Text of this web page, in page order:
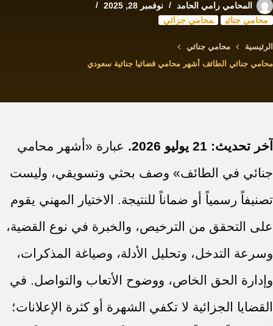
المحامي رامي الحامد
نوفمبر 28, 2025
محامي جنائي
محامي جزائي
الرئيسية
محامي جنائي
محامي جنائي الطائف أشهر محامي قضائيا جنائية سعودي
آخر تحديث: 21 يوليو 2026.
عبارة «أشهر محامي
جنائي في الطائف» وصف بحثي وتسويقي، وليست
تصنيفاً رسمياً أو ضماناً للنتيجة. الاختيار المهني يقوم
على التحقق من الترخيص، والخبرة في نوع القضية،
وسرعة التدخل، وتحليل الأدلة، وصياغة المذكرات،
وإدارة الحق الخاص، ووضوح الأتعاب والتواصل. في
القضايا الجزائية لا تكفي الشهرة أو كثرة الإعلانات؛